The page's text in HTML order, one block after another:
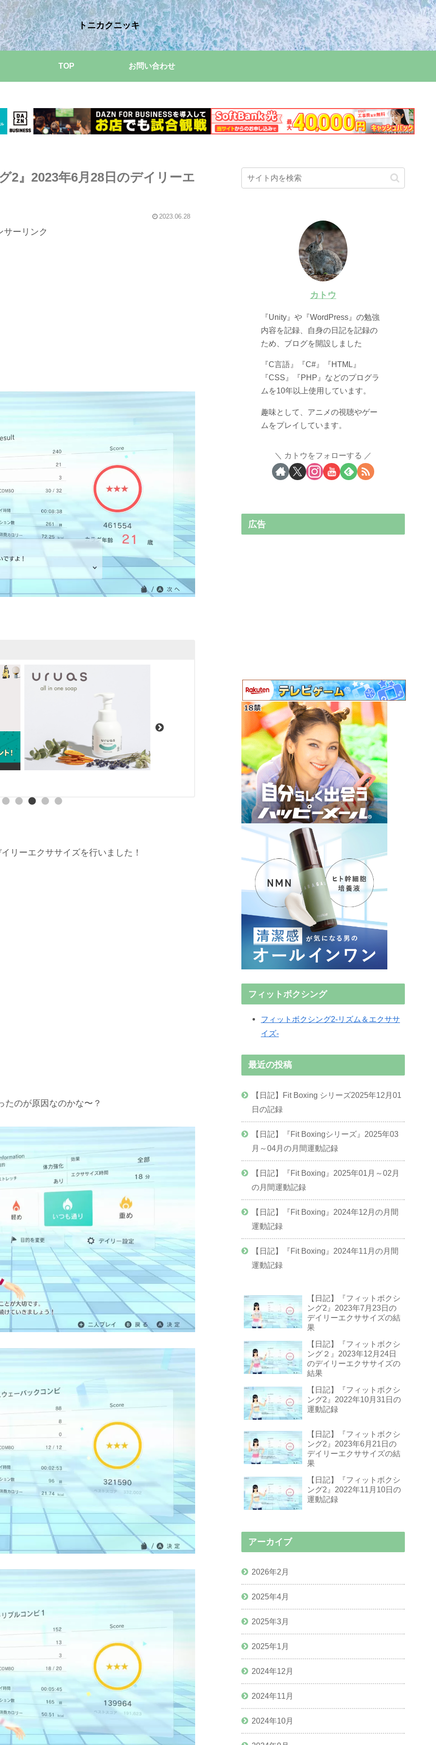
トニカクニッキ
TOP お問い合わせ
2』2023年6月28日のデイリーエ
2023.06.28
サーリンク
リーエクササイズを行いました！
のが原因なのかな〜？
カトウ
『Unity』や『WordPress』の勉強
内容を記録、自身の日記を記録の
ため、ブログを開設しました
『C言語』『C#』『HTML』
『CSS』『PHP』などのプログラ
ムを10年以上使用しています。
趣味として、アニメの視聴やゲー
ムをプレイしています。
カトウをフォローする
広告
フィットボクシング
フィットボクシング2-リズム＆エクササ
イズ-
最近の投稿
【日記】Fit Boxing シリーズ2025年12月01
日の記録
【日記】『Fit Boxingシリーズ』2025年03
月～04月の月間運動記録
【日記】『Fit Boxing』2025年01月～02月
の月間運動記録
【日記】『Fit Boxing』2024年12月の月間
運動記録
【日記】『Fit Boxing』2024年11月の月間
運動記録
【日記】『フィットボクシ
ング2』2023年7月23日の
デイリーエクササイズの結
果
【日記】『フィットボクシ
ング２』2023年12月24日
のデイリーエクササイズの
結果
【日記】『フィットボクシ
ング2』2022年10月31日の
運動記録
【日記】『フィットボクシ
ング2』2023年6月21日の
デイリーエクササイズの結
果
【日記】『フィットボクシ
ング2』2022年11月10日の
運動記録
アーカイブ
2026年2月
2025年4月
2025年3月
2025年1月
2024年12月
2024年11月
2024年10月